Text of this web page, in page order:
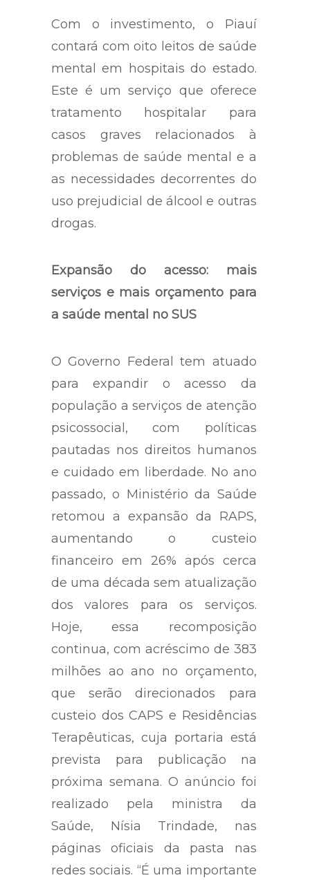
Com o investimento, o Piauí
contará com oito leitos de saúde
mental em hospitais do estado.
Este é um serviço que oferece
tratamento hospitalar para
casos graves relacionados à
problemas de saúde mental e a
as necessidades decorrentes do
uso prejudicial de álcool e outras
drogas.
Expansão do acesso: mais
serviços e mais orçamento para
a saúde mental no SUS
O Governo Federal tem atuado
para expandir o acesso da
população a serviços de atenção
psicossocial, com políticas
pautadas nos direitos humanos
e cuidado em liberdade. No ano
passado, o Ministério da Saúde
retomou a expansão da RAPS,
aumentando o custeio
financeiro em 26% após cerca
de uma década sem atualização
dos valores para os serviços.
Hoje, essa recomposição
continua, com acréscimo de 383
milhões ao ano no orçamento,
que serão direcionados para
custeio dos CAPS e Residências
Terapêuticas, cuja portaria está
prevista para publicação na
próxima semana. O anúncio foi
realizado pela ministra da
Saúde, Nísia Trindade, nas
páginas oficiais da pasta nas
redes sociais. “É uma importante